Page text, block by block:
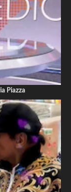
Piazza